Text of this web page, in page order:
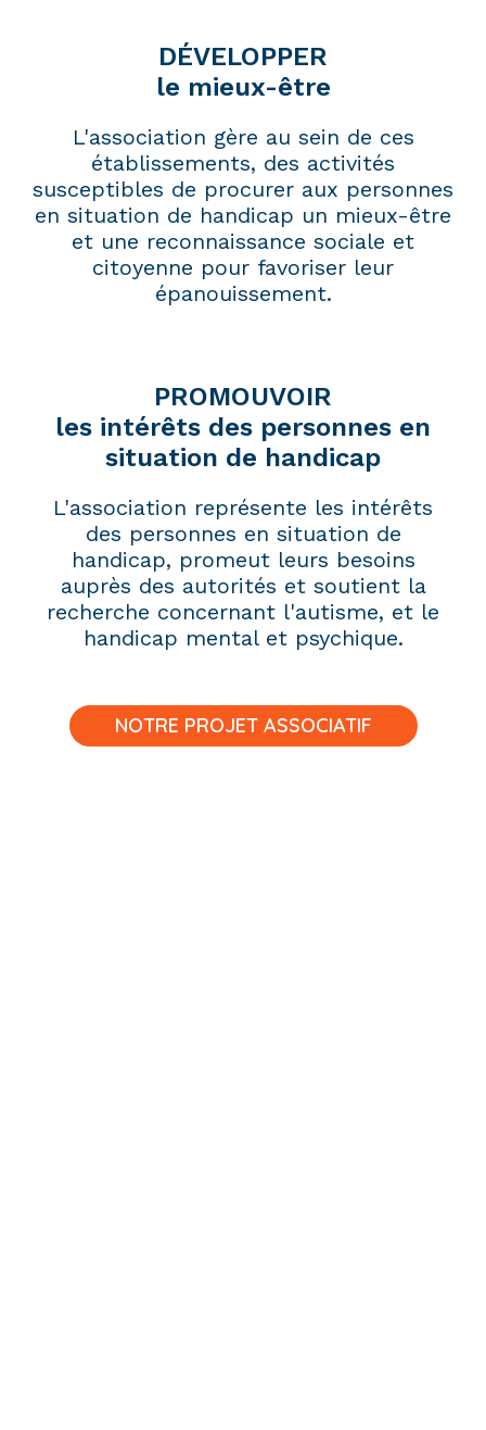
DÉVELOPPER
le mieux-être
L'association gère au sein de ces
établissements, des activités
susceptibles de procurer aux personnes
en situation de handicap un mieux-être
et une reconnaissance sociale et
citoyenne pour favoriser leur
épanouissement.
PROMOUVOIR
les intérêts des personnes en
situation de handicap
L'association représente les intérêts
des personnes en situation de
handicap, promeut leurs besoins
auprès des autorités et soutient la
recherche concernant l'autisme, et le
handicap mental et psychique.
NOTRE PROJET ASSOCIATIF